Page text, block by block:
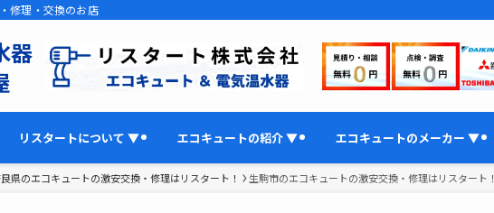
修理・交換のお店
器
リスタートについて ▼ エコキュートの紹介 ▼ エコキュートのメーカー ▼
県のエコキュートの激安交換・修理はリスタート！ 生駒市のエコキュートの激安交換・修理はリスタート！